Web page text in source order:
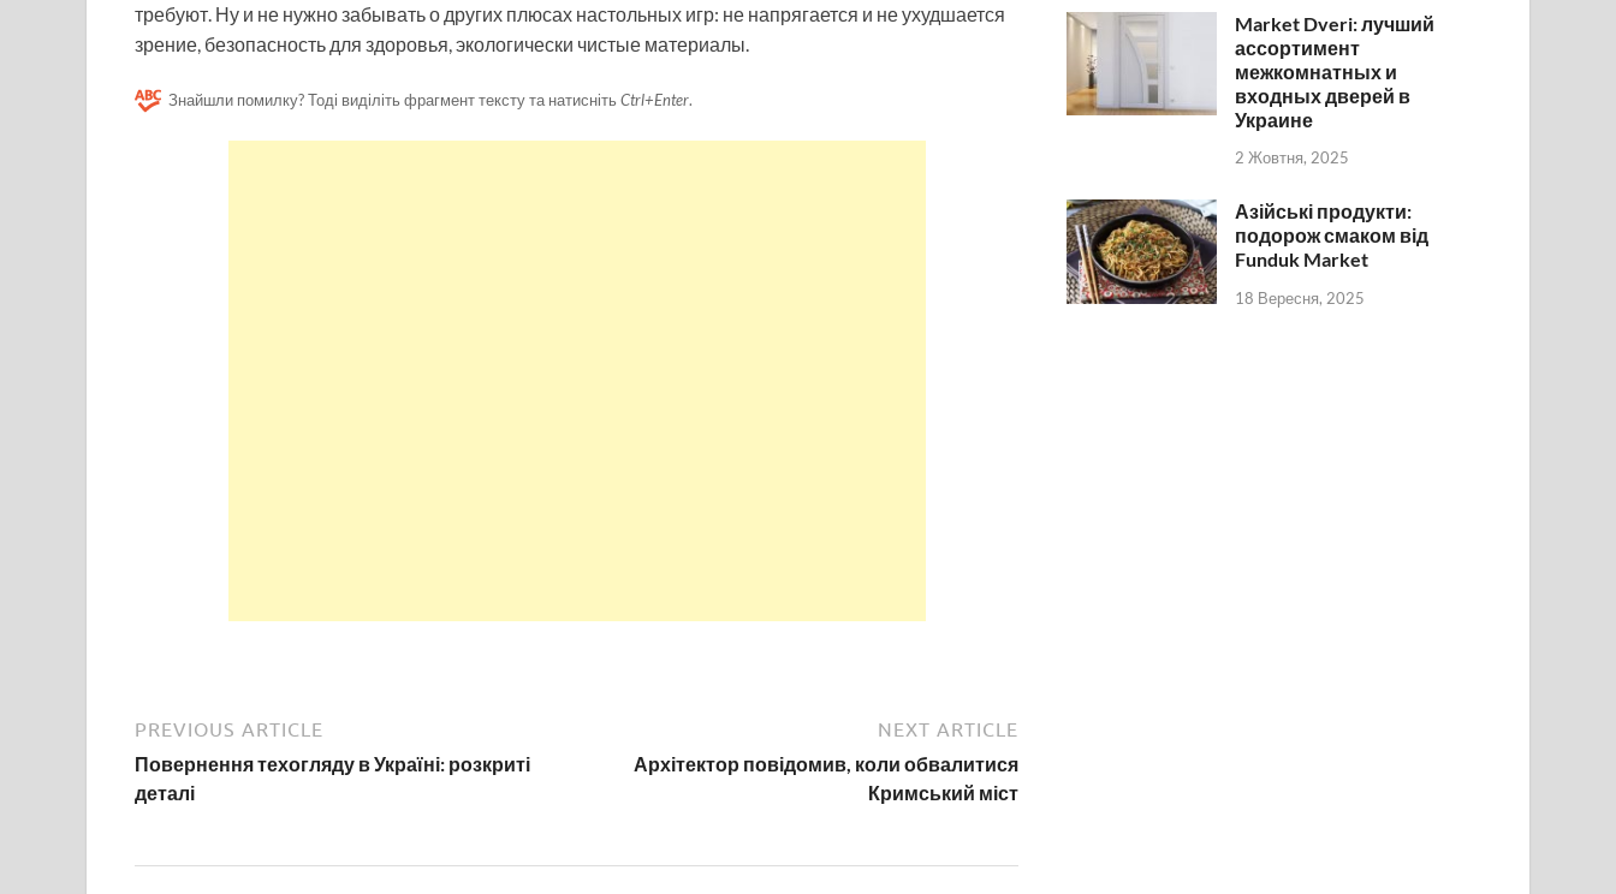
требуют. Ну и не нужно забывать о других плюсах настольных игр: не напрягается и не ухудшается
зрение, безопасность для здоровья, экологически чистые материалы.
Знайшли помилку? Тоді виділіть фрагмент тексту та натисніть Ctrl+Enter.
PREVIOUS ARTICLE
Повернення техогляду в Україні: розкриті
деталі
NEXT ARTICLE
Архітектор повідомив, коли обвалитися
Кримський міст
Market Dveri: лучший
ассортимент
межкомнатных и
входных дверей в
Украине
2 Жовтня, 2025
Азійські продукти:
подорож смаком від
Funduk Market
18 Вересня, 2025